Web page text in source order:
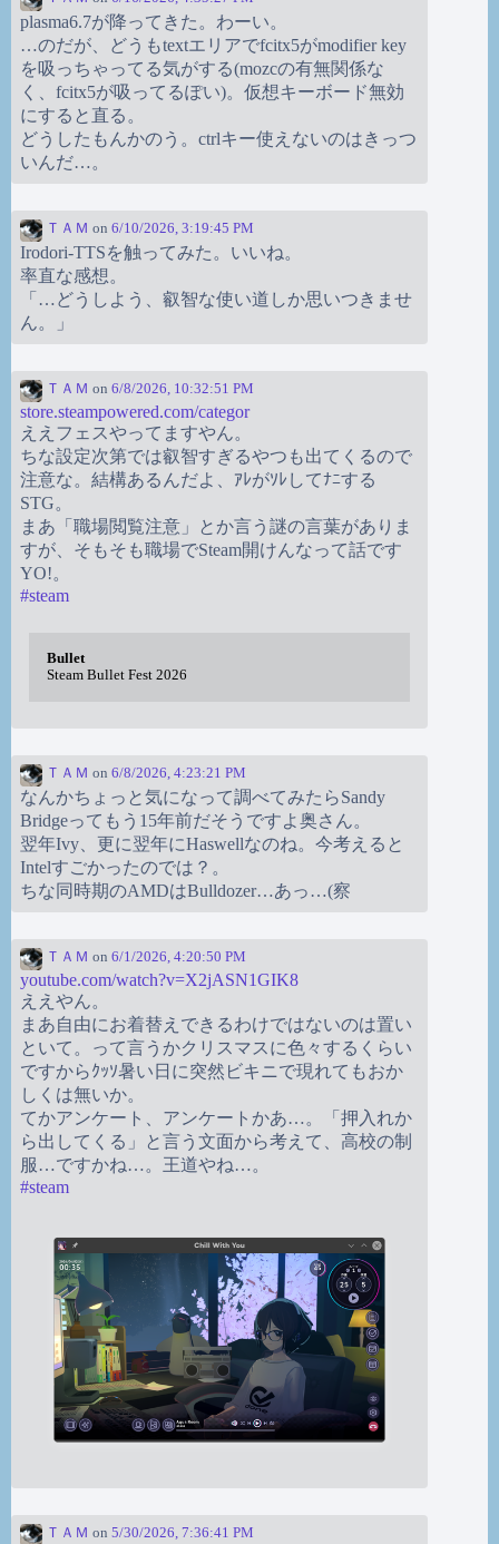
plasma6.7が降ってきた。わーい。
…のだが、どうもtextエリアでfcitx5がmodifier key
を吸っちゃってる気がする(mozcの有無関係な
く、fcitx5が吸ってるぽい)。仮想キーボード無効
にすると直る。
どうしたもんかのう。ctrlキー使えないのはきっつ
いんだ…。
ＴＡＭ on 6/10/2026, 3:19:45 PM
Irodori-TTSを触ってみた。いいね。
率直な感想。
「…どうしよう、叡智な使い道しか思いつきませ
ん。」
ＴＡＭ on 6/8/2026, 10:32:51 PM
store.steampowered.com/categor
ええフェスやってますやん。
ちな設定次第では叡智すぎるやつも出てくるので
注意な。結構あるんだよ、ｱﾚがｿﾚしてﾅﾆする
STG。
まあ「職場閲覧注意」とか言う謎の言葉がありま
すが、そもそも職場でSteam開けんなって話です
YO!。
#steam
Bullet
Steam Bullet Fest 2026
ＴＡＭ on 6/8/2026, 4:23:21 PM
なんかちょっと気になって調べてみたらSandy
Bridgeってもう15年前だそうですよ奥さん。
翌年Ivy、更に翌年にHaswellなのね。今考えると
Intelすごかったのでは？。
ちな同時期のAMDはBulldozer…あっ…(察
ＴＡＭ on 6/1/2026, 4:20:50 PM
youtube.com/watch?v=X2jASN1GIK8
ええやん。
まあ自由にお着替えできるわけではないのは置い
といて。って言うかクリスマスに色々するくらい
ですからｸｯｿ暑い日に突然ビキニで現れてもおか
しくは無いか。
てかアンケート、アンケートかあ…。「押入れか
ら出してくる」と言う文面から考えて、高校の制
服…ですかね…。王道やね…。
#steam
ＴＡＭ on 5/30/2026, 7:36:41 PM